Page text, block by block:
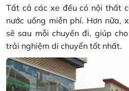
Tất cả các xe đều có nội thất
nước uống miễn phí. Hơn nữa,
sẽ sau mỗi chuyến đi, giúp
trải nghiệm di chuyển tốt nhất.